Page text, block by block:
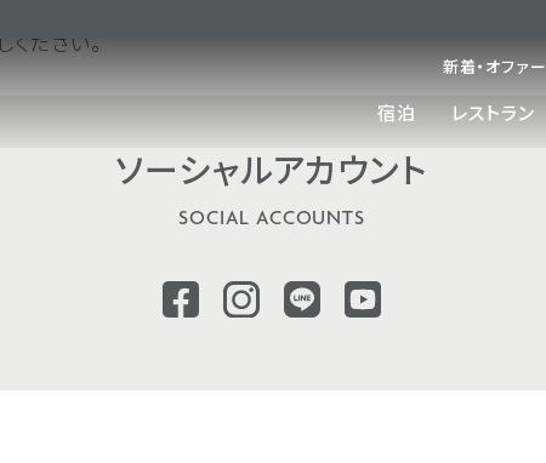
新着・オファー
宿泊 レストラン
ださい。
ソーシャルアカウント
SOCIAL ACCOUNTS